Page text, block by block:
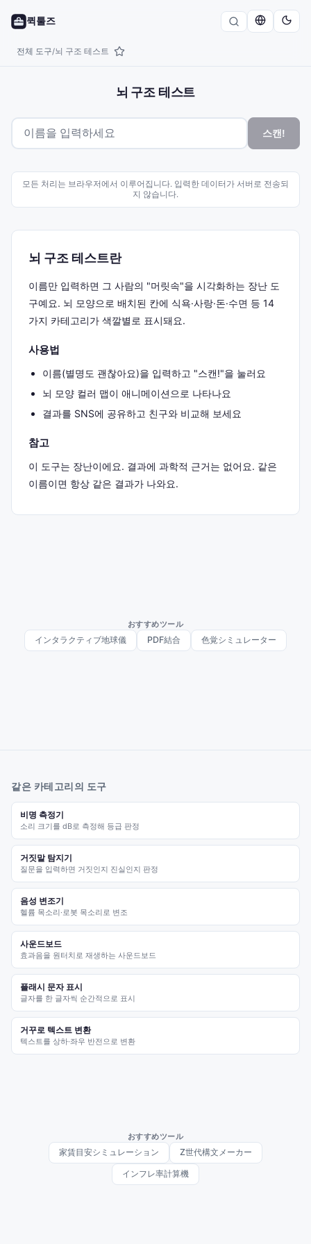
퀵툴즈
전체 도구/뇌 구조 테스트
뇌 구조 테스트
스캔!
모든 처리는 브라우저에서 이루어집니다. 입력한 데이터가 서버로 전송되
지 않습니다.
뇌 구조 테스트란
이름만 입력하면 그 사람의 "머릿속"을 시각화하는 장난 도
구예요. 뇌 모양으로 배치된 칸에 식욕·사랑·돈·수면 등 14
가지 카테고리가 색깔별로 표시돼요.
사용법
이름(별명도 괜찮아요)을 입력하고 "스캔!"을 눌러요
뇌 모양 컬러 맵이 애니메이션으로 나타나요
결과를 SNS에 공유하고 친구와 비교해 보세요
참고
이 도구는 장난이에요. 결과에 과학적 근거는 없어요. 같은
이름이면 항상 같은 결과가 나와요.
おすすめツール
インタラクティブ地球儀 PDF結合 色覚シミュレーター
같은 카테고리의 도구
비명 측정기
소리 크기를 dB로 측정해 등급 판정
거짓말 탐지기
질문을 입력하면 거짓인지 진실인지 판정
음성 변조기
헬륨 목소리·로봇 목소리로 변조
사운드보드
효과음을 원터치로 재생하는 사운드보드
플래시 문자 표시
글자를 한 글자씩 순간적으로 표시
거꾸로 텍스트 변환
텍스트를 상하·좌우 반전으로 변환
おすすめツール
家賃目安シミュレーション Z世代構文メーカー
インフレ率計算機